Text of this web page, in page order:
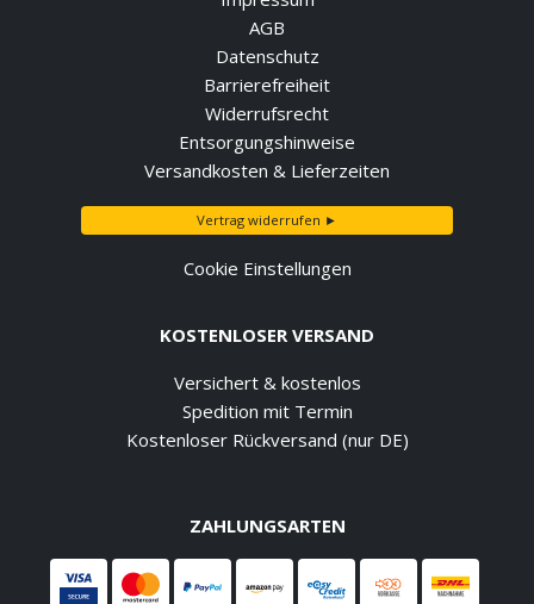
AGB
Datenschutz
Barrierefreiheit
Widerrufsrecht
Entsorgungshinweise
Versandkosten & Lieferzeiten
Vertrag widerrufen ►
Cookie Einstellungen
KOSTENLOSER VERSAND
Versichert & kostenlos
Spedition mit Termin
Kostenloser Rückversand (nur DE)
ZAHLUNGSARTEN